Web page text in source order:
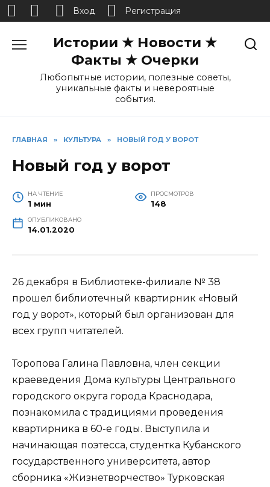
Истории ★ Новости ★
Факты ★ Очерки
Любопытные истории, полезные советы,
уникальные факты и невероятные
события.
ГЛАВНАЯ » КУЛЬТУРА » НОВЫЙ ГОД У ВОРОТ
Новый год у ворот
НА ЧТЕНИЕ
1 мин
ПРОСМОТРОВ
148
ОПУБЛИКОВАНО
14.01.2020
26 декабря в Библиотеке-филиале № 38
прошел библиотечный квартирник «Новый
год у ворот», который был организован для
всех групп читателей.
Торопова Галина Павловна, член секции
краеведения Дома культуры Центрального
городского округа города Краснодара,
познакомила с традициями проведения
квартирника в 60-е годы. Выступила и
начинающая поэтесса, студентка Кубанского
государственного университета, автор
сборника «Жизнетворчество» Турковская
Вход Регистрация